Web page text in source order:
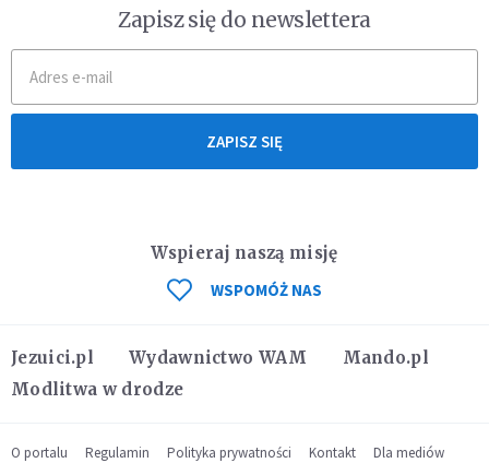
Zapisz się do newslettera
ZAPISZ SIĘ
Jezuici.pl Wydawnictwo WAM
Mando.pl
Modlitwa w drodze
Wspieraj naszą misję
WSPOMÓŻ NAS
O portalu Regulamin Polityka prywatności Kontakt
Dla mediów